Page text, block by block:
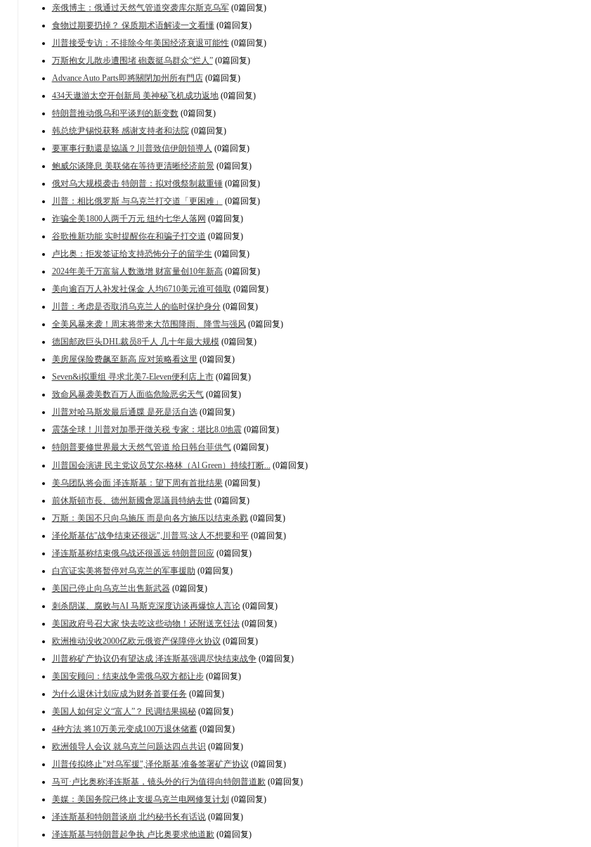
亲俄博主：俄通过天然气管道突袭库尔斯克乌军(0篇回复)
食物过期要扔掉？ 保质期术语解读一文看懂(0篇回复)
川普接受专访：不排除今年美国经济衰退可能性 (0篇回复)
万斯抱女儿散步遭围堵 砲轰挺乌群众“烂人”(0篇回复)
Advance Auto Parts即將關閉加州所有門店(0篇回复)
434天遨游太空开创新局 美神秘飞机成功返地(0篇回复)
特朗普推动俄乌和平谈判的新变数(0篇回复)
韩总统尹锡悦获释 感谢支持者和法院(0篇回复)
要軍事行動還是協議？川普致信伊朗領導人 (0篇回复)
鲍威尔谈降息 美联储在等待更清晰经济前景(0篇回复)
俄对乌大规模袭击 特朗普：拟对俄祭制裁重锤(0篇回复)
川普：相比俄罗斯 与乌克兰打交道「更困难」
(0篇回复)
诈骗全美1800人两千万元 纽约七华人落网 (0篇回复)
谷歌推新功能 实时提醒你在和骗子打交道 (0篇回复)
卢比奥：拒发签证给支持恐怖分子的留学生 (0篇回复)
2024年美千万富翁人数激增 财富量创10年新高(0篇回复)
美向逾百万人补发社保金 人均6710美元谁可领取 (0篇回复)
川普：考虑是否取消乌克兰人的临时保护身分(0篇回复)
全美风暴来袭！周末将带来大范围降雨、降雪与强风(0篇回复)
德国邮政巨头DHL裁员8千人 几十年最大规模(0篇回复)
美房屋保险费飙至新高 应对策略看这里 (0篇回复)
Seven&i拟重组 寻求北美7-Eleven便利店上市(0篇回复)
致命风暴袭美数百万人面临危险恶劣天气(0篇回复)
川普对哈马斯发最后通牒 是死是活自选(0篇回复)
震荡全球！川普对加墨开徵关税 专家：堪比8.0地震(0篇回复)
特朗普要修世界最大天然气管道 给日韩台菲供气(0篇回复)
川普国会演讲 民主党议员艾尔‧格林（Al Green）持续打断... (0篇回复)
美乌团队将会面 泽连斯基：望下周有首批结果(0篇回复)
前休斯頓市長、德州新國會眾議員特納去世(0篇回复)
万斯：美国不只向乌施压 而是向各方施压以结束杀戮(0篇回复)
泽伦斯基估"战争结束还很远",川普骂:这人不想要和平(0篇回复)
泽连斯基称结束俄乌战还很遥远 特朗普回应(0篇回复)
白宫证实美将暂停对乌克兰的军事援助 (0篇回复)
美国已停止向乌克兰出售新武器(0篇回复)
刺杀阴谋、腐败与AI 马斯克深度访谈再爆惊人言论(0篇回复)
美国政府号召大家 快去吃这些动物！还附送烹饪法(0篇回复)
欧洲推动没收2000亿欧元俄资产保障停火协议 (0篇回复)
川普称矿产协议仍有望达成 泽连斯基强调尽快结束战争(0篇回复)
美国安顾问：结束战争需俄乌双方都让步(0篇回复)
为什么退休计划应成为财务首要任务 (0篇回复)
美国人如何定义“富人”？ 民调结果揭秘(0篇回复)
4种方法 将10万美元变成100万退休储蓄(0篇回复)
欧洲领导人会议 就乌克兰问题达四点共识 (0篇回复)
川普传拟终止"对乌军援",泽伦斯基:准备签署矿产协议 (0篇回复)
马可·卢比奥称泽连斯基，镜头外的行为值得向特朗普道歉 (0篇回复)
美媒：美国务院已终止支援乌克兰电网修复计划 (0篇回复)
泽连斯基和特朗普谈崩 北约秘书长有话说(0篇回复)
泽连斯基与特朗普起争执 卢比奥要求他道歉 (0篇回复)